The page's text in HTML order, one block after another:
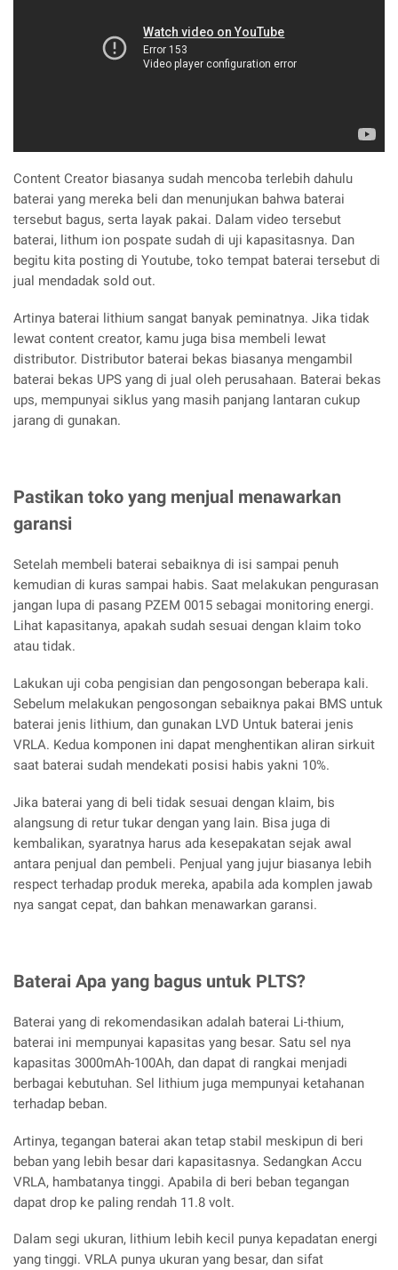
Content Creator biasanya sudah mencoba terlebih dahulu
baterai yang mereka beli dan menunjukan bahwa baterai
tersebut bagus, serta layak pakai. Dalam video tersebut
baterai, lithum ion pospate sudah di uji kapasitasnya. Dan
begitu kita posting di Youtube, toko tempat baterai tersebut di
jual mendadak sold out.
Artinya baterai lithium sangat banyak peminatnya. Jika tidak
lewat content creator, kamu juga bisa membeli lewat
distributor. Distributor baterai bekas biasanya mengambil
baterai bekas UPS yang di jual oleh perusahaan. Baterai bekas
ups, mempunyai siklus yang masih panjang lantaran cukup
jarang di gunakan.
Pastikan toko yang menjual menawarkan
garansi
Setelah membeli baterai sebaiknya di isi sampai penuh
kemudian di kuras sampai habis. Saat melakukan pengurasan
jangan lupa di pasang PZEM 0015 sebagai monitoring energi.
Lihat kapasitanya, apakah sudah sesuai dengan klaim toko
atau tidak.
Lakukan uji coba pengisian dan pengosongan beberapa kali.
Sebelum melakukan pengosongan sebaiknya pakai BMS untuk
baterai jenis lithium, dan gunakan LVD Untuk baterai jenis
VRLA. Kedua komponen ini dapat menghentikan aliran sirkuit
saat baterai sudah mendekati posisi habis yakni 10%.
Jika baterai yang di beli tidak sesuai dengan klaim, bis
alangsung di retur tukar dengan yang lain. Bisa juga di
kembalikan, syaratnya harus ada kesepakatan sejak awal
antara penjual dan pembeli. Penjual yang jujur biasanya lebih
respect terhadap produk mereka, apabila ada komplen jawab
nya sangat cepat, dan bahkan menawarkan garansi.
Baterai Apa yang bagus untuk PLTS?
Baterai yang di rekomendasikan adalah baterai Li-thium,
baterai ini mempunyai kapasitas yang besar. Satu sel nya
kapasitas 3000mAh-100Ah, dan dapat di rangkai menjadi
berbagai kebutuhan. Sel lithium juga mempunyai ketahanan
terhadap beban.
Artinya, tegangan baterai akan tetap stabil meskipun di beri
beban yang lebih besar dari kapasitasnya. Sedangkan Accu
VRLA, hambatanya tinggi. Apabila di beri beban tegangan
dapat drop ke paling rendah 11.8 volt.
Dalam segi ukuran, lithium lebih kecil punya kepadatan energi
yang tinggi. VRLA punya ukuran yang besar, dan sifat